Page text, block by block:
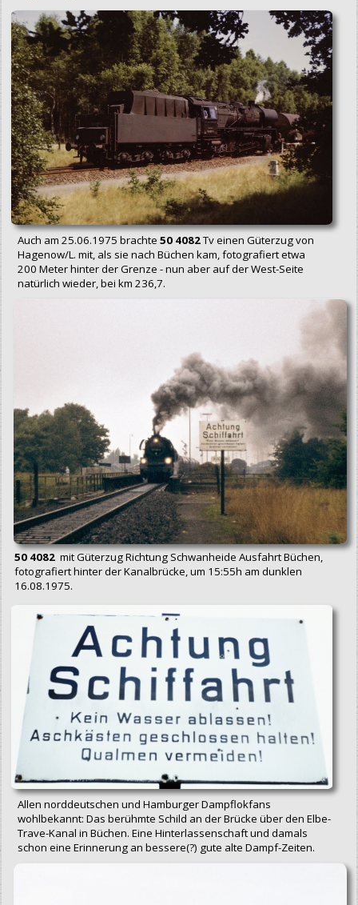
Auch am 25.06.1975 brachte 50 4082Tv einen Güterzug von
Hagenow/L. mit, als sie nach Büchen kam, fotografiert etwa
200 Meter hinter der Grenze - nun aber auf der West-Seite
natürlich wieder, bei km 236,7.
50 4082 mit Güterzug Richtung Schwanheide Ausfahrt Büchen,
fotografiert hinter der Kanalbrücke, um 15:55h am dunklen
16.08.1975.
Allen norddeutschen und Hamburger Dampflokfans
wohlbekannt: Das berühmte Schild an der Brücke über den Elbe-
Trave-Kanal in Büchen. Eine Hinterlassenschaft und damals
schon eine Erinnerung an bessere(?) gute alte Dampf-Zeiten.